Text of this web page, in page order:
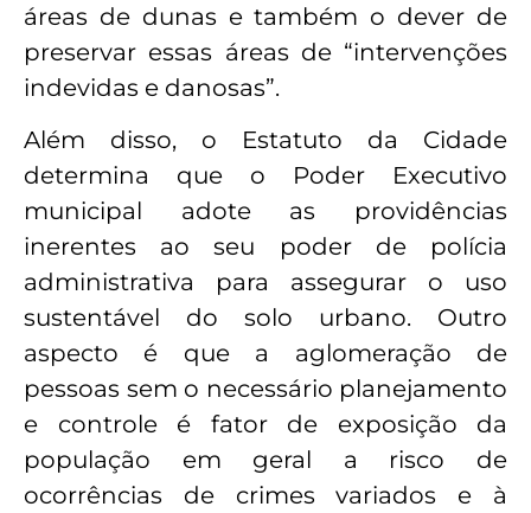
áreas de dunas e também o dever de
preservar essas áreas de “intervenções
indevidas e danosas”.
Além disso, o Estatuto da Cidade
determina que o Poder Executivo
municipal adote as providências
inerentes ao seu poder de polícia
administrativa para assegurar o uso
sustentável do solo urbano. Outro
aspecto é que a aglomeração de
pessoas sem o necessário planejamento
e controle é fator de exposição da
população em geral a risco de
ocorrências de crimes variados e à